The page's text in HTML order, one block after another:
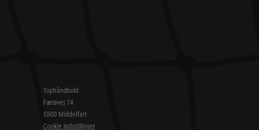
Tophåndbold
Færøvej 74
5500 Middelfart
Cookie indstillinger